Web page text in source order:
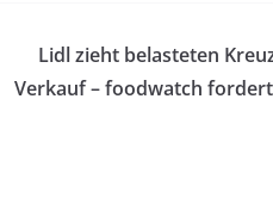
Lidl zieht belasteten
Verkauf – foodwatch